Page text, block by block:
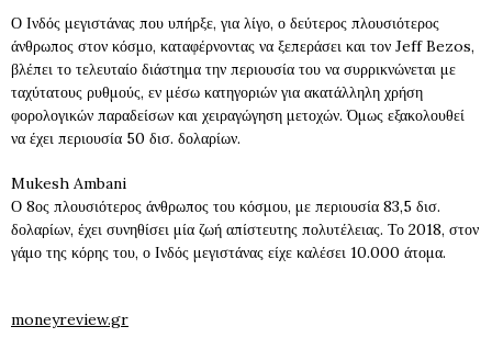
Ο Ινδός μεγιστάνας που υπήρξε, για λίγο, ο δεύτερος πλουσιότερος
άνθρωπος στον κόσμο, καταφέρνοντας να ξεπεράσει και τον Jeff Bezos,
βλέπει το τελευταίο διάστημα την περιουσία του να συρρικνώνεται με
ταχύτατους ρυθμούς, εν μέσω κατηγοριών για ακατάλληλη χρήση
φορολογικών παραδείσων και χειραγώγηση μετοχών. Όμως εξακολουθεί
να έχει περιουσία 50 δισ. δολαρίων.
Mukesh Ambani
Ο 8ος πλουσιότερος άνθρωπος του κόσμου, με περιουσία 83,5 δισ.
δολαρίων, έχει συνηθίσει μία ζωή απίστευτης πολυτέλειας. Το 2018, στον
γάμο της κόρης του, ο Ινδός μεγιστάνας είχε καλέσει 10.000 άτομα.
moneyreview.gr